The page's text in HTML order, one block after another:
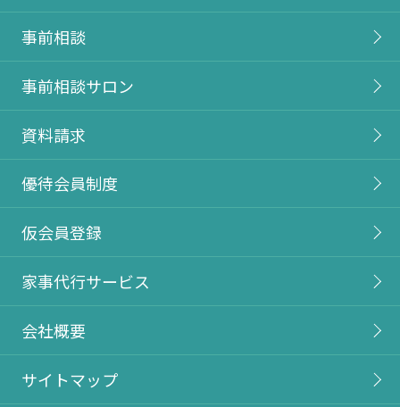
事前相談
事前相談サロン
資料請求
優待会員制度
仮会員登録
家事代行サービス
会社概要
サイトマップ